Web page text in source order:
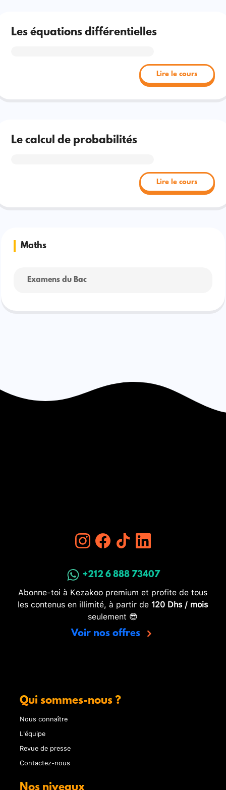
Les équations différentielles
Lire le cours
Le calcul de probabilités
Lire le cours
Maths
Examens du Bac
+212 6 888 73407
Abonne-toi à Kezakoo premium et profite de tous
les contenus en illimité, à partir de 120 Dhs / mois
seulement 😎
Voir nos offres
Qui sommes-nous ?
Nous connaître
L'équipe
Revue de presse
Contactez-nous